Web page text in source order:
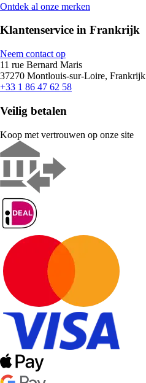
Ontdek al onze merken
Klantenservice in Frankrijk
Neem contact op
11 rue Bernard Maris
37270 Montlouis-sur-Loire, Frankrijk
+33 1 86 47 62 58
Veilig betalen
Koop met vertrouwen op onze site